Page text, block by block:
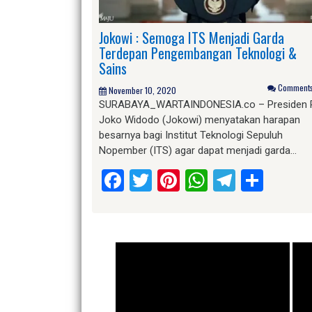
Jokowi : Semoga ITS Menjadi Garda
Terdepan Pengembangan Teknologi &
Sains
November 10, 2020
SURABAYA_WARTAINDONESIA.co – Presiden
Joko Widodo (Jokowi) menyatakan harapan
besarnya bagi Institut Teknologi Sepuluh
Nopember (ITS) agar dapat menjadi garda…
Facebook
Twitter
Pinterest
WhatsApp
Telegram